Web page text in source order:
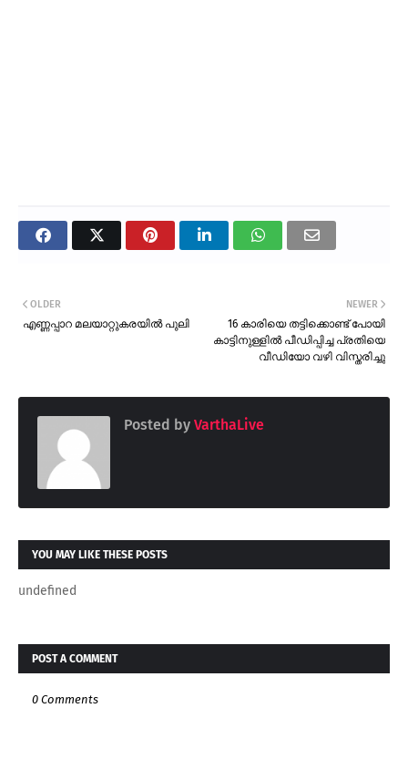
NEWER
16 കാരിയെ തട്ടിക്കൊണ്ട് പോയി
കാട്ടിനുള്ളിൽ പീഡിപ്പിച്ച പ്രതിയെ
വീഡിയോ വഴി വിസ്തരിച്ചു
OLDER
എണ്ണപ്പാറ മലയാറ്റുകരയിൽ പുലി
Posted by VarthaLive
YOU MAY LIKE THESE POSTS
undefined
POST A COMMENT
0 Comments